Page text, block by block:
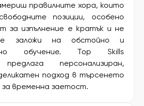
правилните хора, които
позиции, особено
за изпълнение е кратък и не
заложи на обстойно и
обучение. Top Skills
персонализиран,
подход в търсенето
временна заетост.